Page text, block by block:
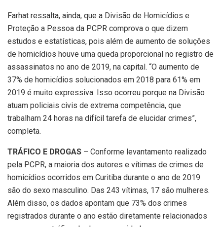
Farhat ressalta, ainda, que a Divisão de Homicídios e
Proteção a Pessoa da PCPR comprova o que dizem
estudos e estatísticas, pois além de aumento de soluções
de homicídios houve uma queda proporcional no registro de
assassinatos no ano de 2019, na capital. “O aumento de
37% de homicídios solucionados em 2018 para 61% em
2019 é muito expressiva. Isso ocorreu porque na Divisão
atuam policiais civis de extrema competência, que
trabalham 24 horas na difícil tarefa de elucidar crimes”,
completa.
TRÁFICO E DROGAS – Conforme levantamento realizado
pela PCPR, a maioria dos autores e vítimas de crimes de
homicídios ocorridos em Curitiba durante o ano de 2019
são do sexo masculino. Das 243 vítimas, 17 são mulheres.
Além disso, os dados apontam que 73% dos crimes
registrados durante o ano estão diretamente relacionados